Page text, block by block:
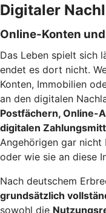
Digitaler
Online-Konten
Das Leben spielt sich
endet es dort nicht.
Konten, Immobilien
an den digitalen
Postfächern, Online-
digitalen
Angehörigen gar
oder wie sie an diese
Nach deutschem
grundsätzlich
sowohl die